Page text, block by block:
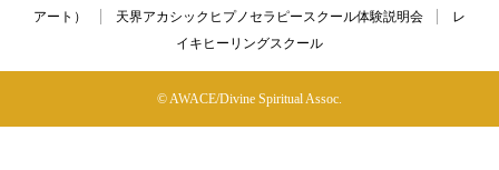
アート）
天界アカシックヒプノセラピースクール体験説明会
レ
イキヒーリングスクール
© AWACE/Divine Spiritual Assoc.